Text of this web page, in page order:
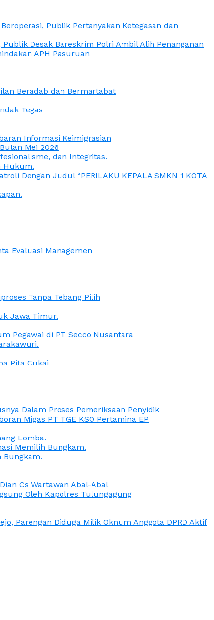
Publik Pertanyakan Ketegasan dan
Desak Bareskrim Polri Ambil Alih Penanganan
APH Pasuruan
Beradab dan Bermartabat
Tegas
Informasi Keimigrasian
Mei 2026
dan Integritas.
Hukum.
Dengan Judul “PERILAKU KEPALA SMKN 1 KOTA
Evaluasi Managemen
Tanpa Tebang Pilih
Jawa Timur.
Pegawai di PT Secco Nusantara
Pita Cukai.
Dalam Proses Pemeriksaan Penyidik
Migas PT TGE KSO Pertamina EP
Lomba.
Memilih Bungkam.
Bungkam.
Cs Wartawan Abal-Abal
Oleh Kapolres Tulungagung
Parengan Diduga Milik Oknum Anggota DPRD Aktif